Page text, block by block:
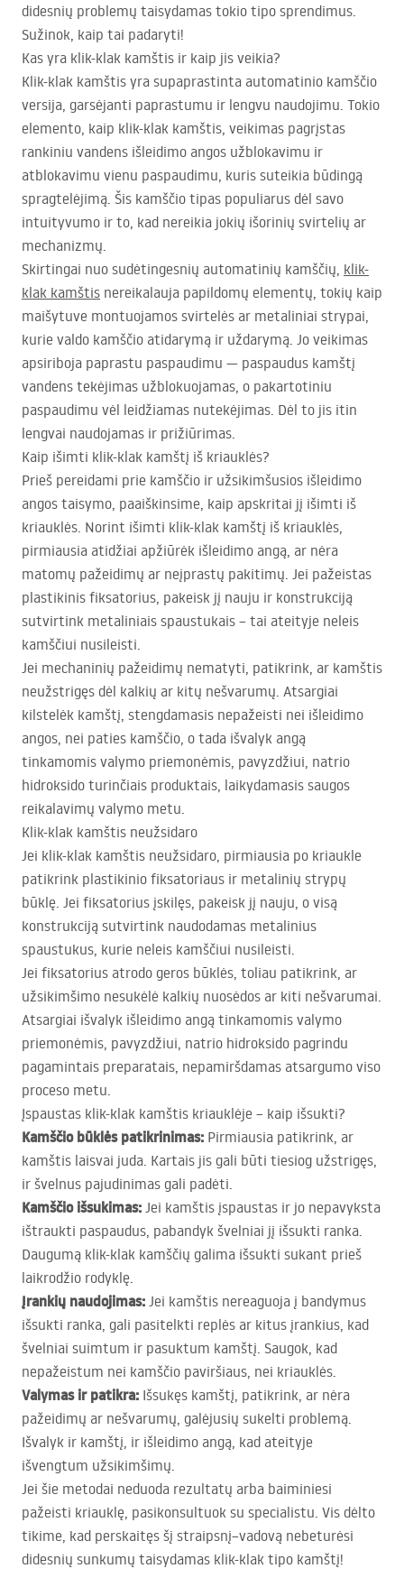
didesnių problemų taisydamas tokio tipo sprendimus.
Sužinok, kaip tai padaryti!
Kas yra klik-klak kamštis ir kaip jis veikia?
Klik-klak kamštis yra supaprastinta automatinio kamščio
versija, garsėjanti paprastumu ir lengvu naudojimu. Tokio
elemento, kaip klik-klak kamštis, veikimas pagrįstas
rankiniu vandens išleidimo angos užblokavimu ir
atblokavimu vienu paspaudimu, kuris suteikia būdingą
spragtelėjimą. Šis kamščio tipas populiarus dėl savo
intuityvumo ir to, kad nereikia jokių išorinių svirtelių ar
mechanizmų.
Skirtingai nuo sudėtingesnių automatinių kamščių, klik-
klak kamštis nereikalauja papildomų elementų, tokių kaip
maišytuve montuojamos svirtelės ar metaliniai strypai,
kurie valdo kamščio atidarymą ir uždarymą. Jo veikimas
apsiriboja paprastu paspaudimu — paspaudus kamštį
vandens tekėjimas užblokuojamas, o pakartotiniu
paspaudimu vėl leidžiamas nutekėjimas. Dėl to jis itin
lengvai naudojamas ir prižiūrimas.
Kaip išimti klik-klak kamštį iš kriauklės?
Prieš pereidami prie kamščio ir užsikimšusios išleidimo
angos taisymo, paaiškinsime, kaip apskritai jį išimti iš
kriauklės. Norint išimti klik-klak kamštį iš kriauklės,
pirmiausia atidžiai apžiūrėk išleidimo angą, ar nėra
matomų pažeidimų ar neįprastų pakitimų. Jei pažeistas
plastikinis fiksatorius, pakeisk jį nauju ir konstrukciją
sutvirtink metaliniais spaustukais – tai ateityje neleis
kamščiui nusileisti.
Jei mechaninių pažeidimų nematyti, patikrink, ar kamštis
neužstrigęs dėl kalkių ar kitų nešvarumų. Atsargiai
kilstelėk kamštį, stengdamasis nepažeisti nei išleidimo
angos, nei paties kamščio, o tada išvalyk angą
tinkamomis valymo priemonėmis, pavyzdžiui, natrio
hidroksido turinčiais produktais, laikydamasis saugos
reikalavimų valymo metu.
Klik-klak kamštis neužsidaro
Jei klik-klak kamštis neužsidaro, pirmiausia po kriaukle
patikrink plastikinio fiksatoriaus ir metalinių strypų
būklę. Jei fiksatorius įskilęs, pakeisk jį nauju, o visą
konstrukciją sutvirtink naudodamas metalinius
spaustukus, kurie neleis kamščiui nusileisti.
Jei fiksatorius atrodo geros būklės, toliau patikrink, ar
užsikimšimo nesukėlė kalkių nuosėdos ar kiti nešvarumai.
Atsargiai išvalyk išleidimo angą tinkamomis valymo
priemonėmis, pavyzdžiui, natrio hidroksido pagrindu
pagamintais preparatais, nepamiršdamas atsargumo viso
proceso metu.
Įspaustas klik-klak kamštis kriauklėje – kaip išsukti?
Kamščio būklės patikrinimas: Pirmiausia patikrink, ar
kamštis laisvai juda. Kartais jis gali būti tiesiog užstrigęs,
ir švelnus pajudinimas gali padėti.
Kamščio išsukimas: Jei kamštis įspaustas ir jo nepavyksta
ištraukti paspaudus, pabandyk švelniai jį išsukti ranka.
Daugumą klik-klak kamščių galima išsukti sukant prieš
laikrodžio rodyklę.
Įrankių naudojimas: Jei kamštis nereaguoja į bandymus
išsukti ranka, gali pasitelkti replės ar kitus įrankius, kad
švelniai suimtum ir pasuktum kamštį. Saugok, kad
nepažeistum nei kamščio paviršiaus, nei kriauklės.
Valymas ir patikra: Išsukęs kamštį, patikrink, ar nėra
pažeidimų ar nešvarumų, galėjusių sukelti problemą.
Išvalyk ir kamštį, ir išleidimo angą, kad ateityje
išvengtum užsikimšimų.
Jei šie metodai neduoda rezultatų arba baiminiesi
pažeisti kriauklę, pasikonsultuok su specialistu. Vis dėlto
tikime, kad perskaitęs šį straipsnį–vadovą nebeturėsi
didesnių sunkumų taisydamas klik-klak tipo kamštį!